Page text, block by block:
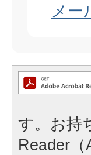
メー
す。お持
Reader